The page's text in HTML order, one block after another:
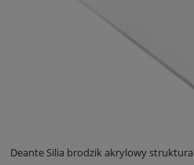
Deante Silia brodzik akrylowy